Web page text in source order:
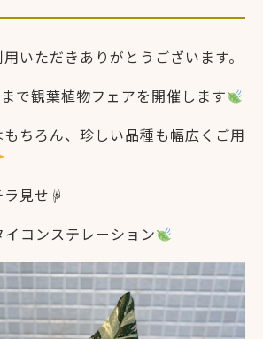
いただきありがとうございます。
で観葉植物フェアを開催します
ちろん、珍しい品種も幅広くご用
ラ見せ☟
コンステレーション